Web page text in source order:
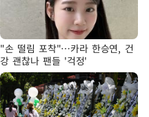
"손 떨림 포착"…카라 한승연, 건
강 괜찮나 팬들 '걱정'